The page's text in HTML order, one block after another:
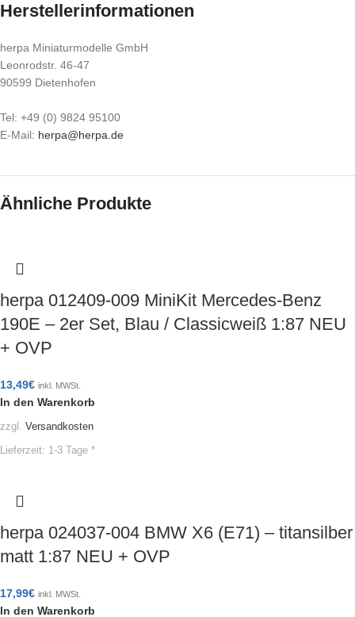
Herstellerinformationen
herpa Miniaturmodelle GmbH
Leonrodstr. 46-47
90599 Dietenhofen
Tel: +49 (0) 9824 95100
E-Mail: herpa@herpa.de
Ähnliche Produkte
herpa 012409-009 MiniKit Mercedes-Benz
190E – 2er Set, Blau / Classicweiß 1:87 NEU
+ OVP
13,49€ inkl. MWSt.
In den Warenkorb
zzgl. Versandkosten
Lieferzeit: 1-3 Tage *
herpa 024037-004 BMW X6 (E71) – titansilber
matt 1:87 NEU + OVP
17,99€ inkl. MWSt.
In den Warenkorb